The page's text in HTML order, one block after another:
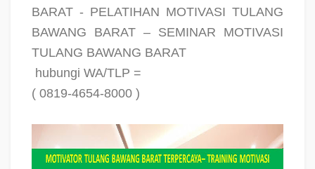
BARAT - PELATIHAN MOTIVASI TULANG
BAWANG BARAT – SEMINAR MOTIVASI
TULANG BAWANG BARAT
hubungi WA/TLP =
( 0819-4654-8000 )